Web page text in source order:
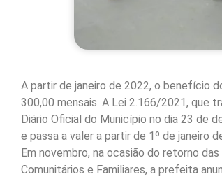
A partir de janeiro de 2022, o benefício
300,00 mensais. A Lei 2.166/2021, que
Diário Oficial do Município no dia 23 de
e passa a valer a partir de 1º de janeiro
Em novembro, na ocasião do retorno
Comunitários e Familiares, a prefeita